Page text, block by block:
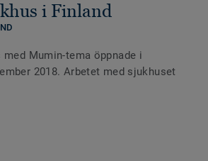
i Finland
Mumin-tema öppnade i
2018. Arbetet med sjukhuset